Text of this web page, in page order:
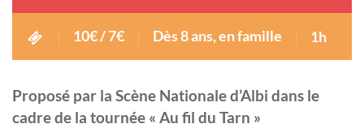
10€ / 7€ Dès 8 ans, en famille 1h
Proposé par la Scène Nationale d’Albi dans le
cadre de la tournée « Au fil du Tarn »